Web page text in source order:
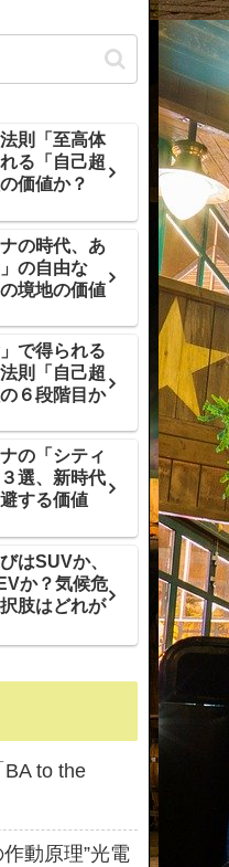
則「至高体
る「自己超
価値か？
の時代、あ
の自由な
の境地の価値
で得られる
則「自己超
６段階目か
の「シティ
選、新時代
する価値
はSUVか、
か？気候危
肢はどれが
to the
動原理”光電